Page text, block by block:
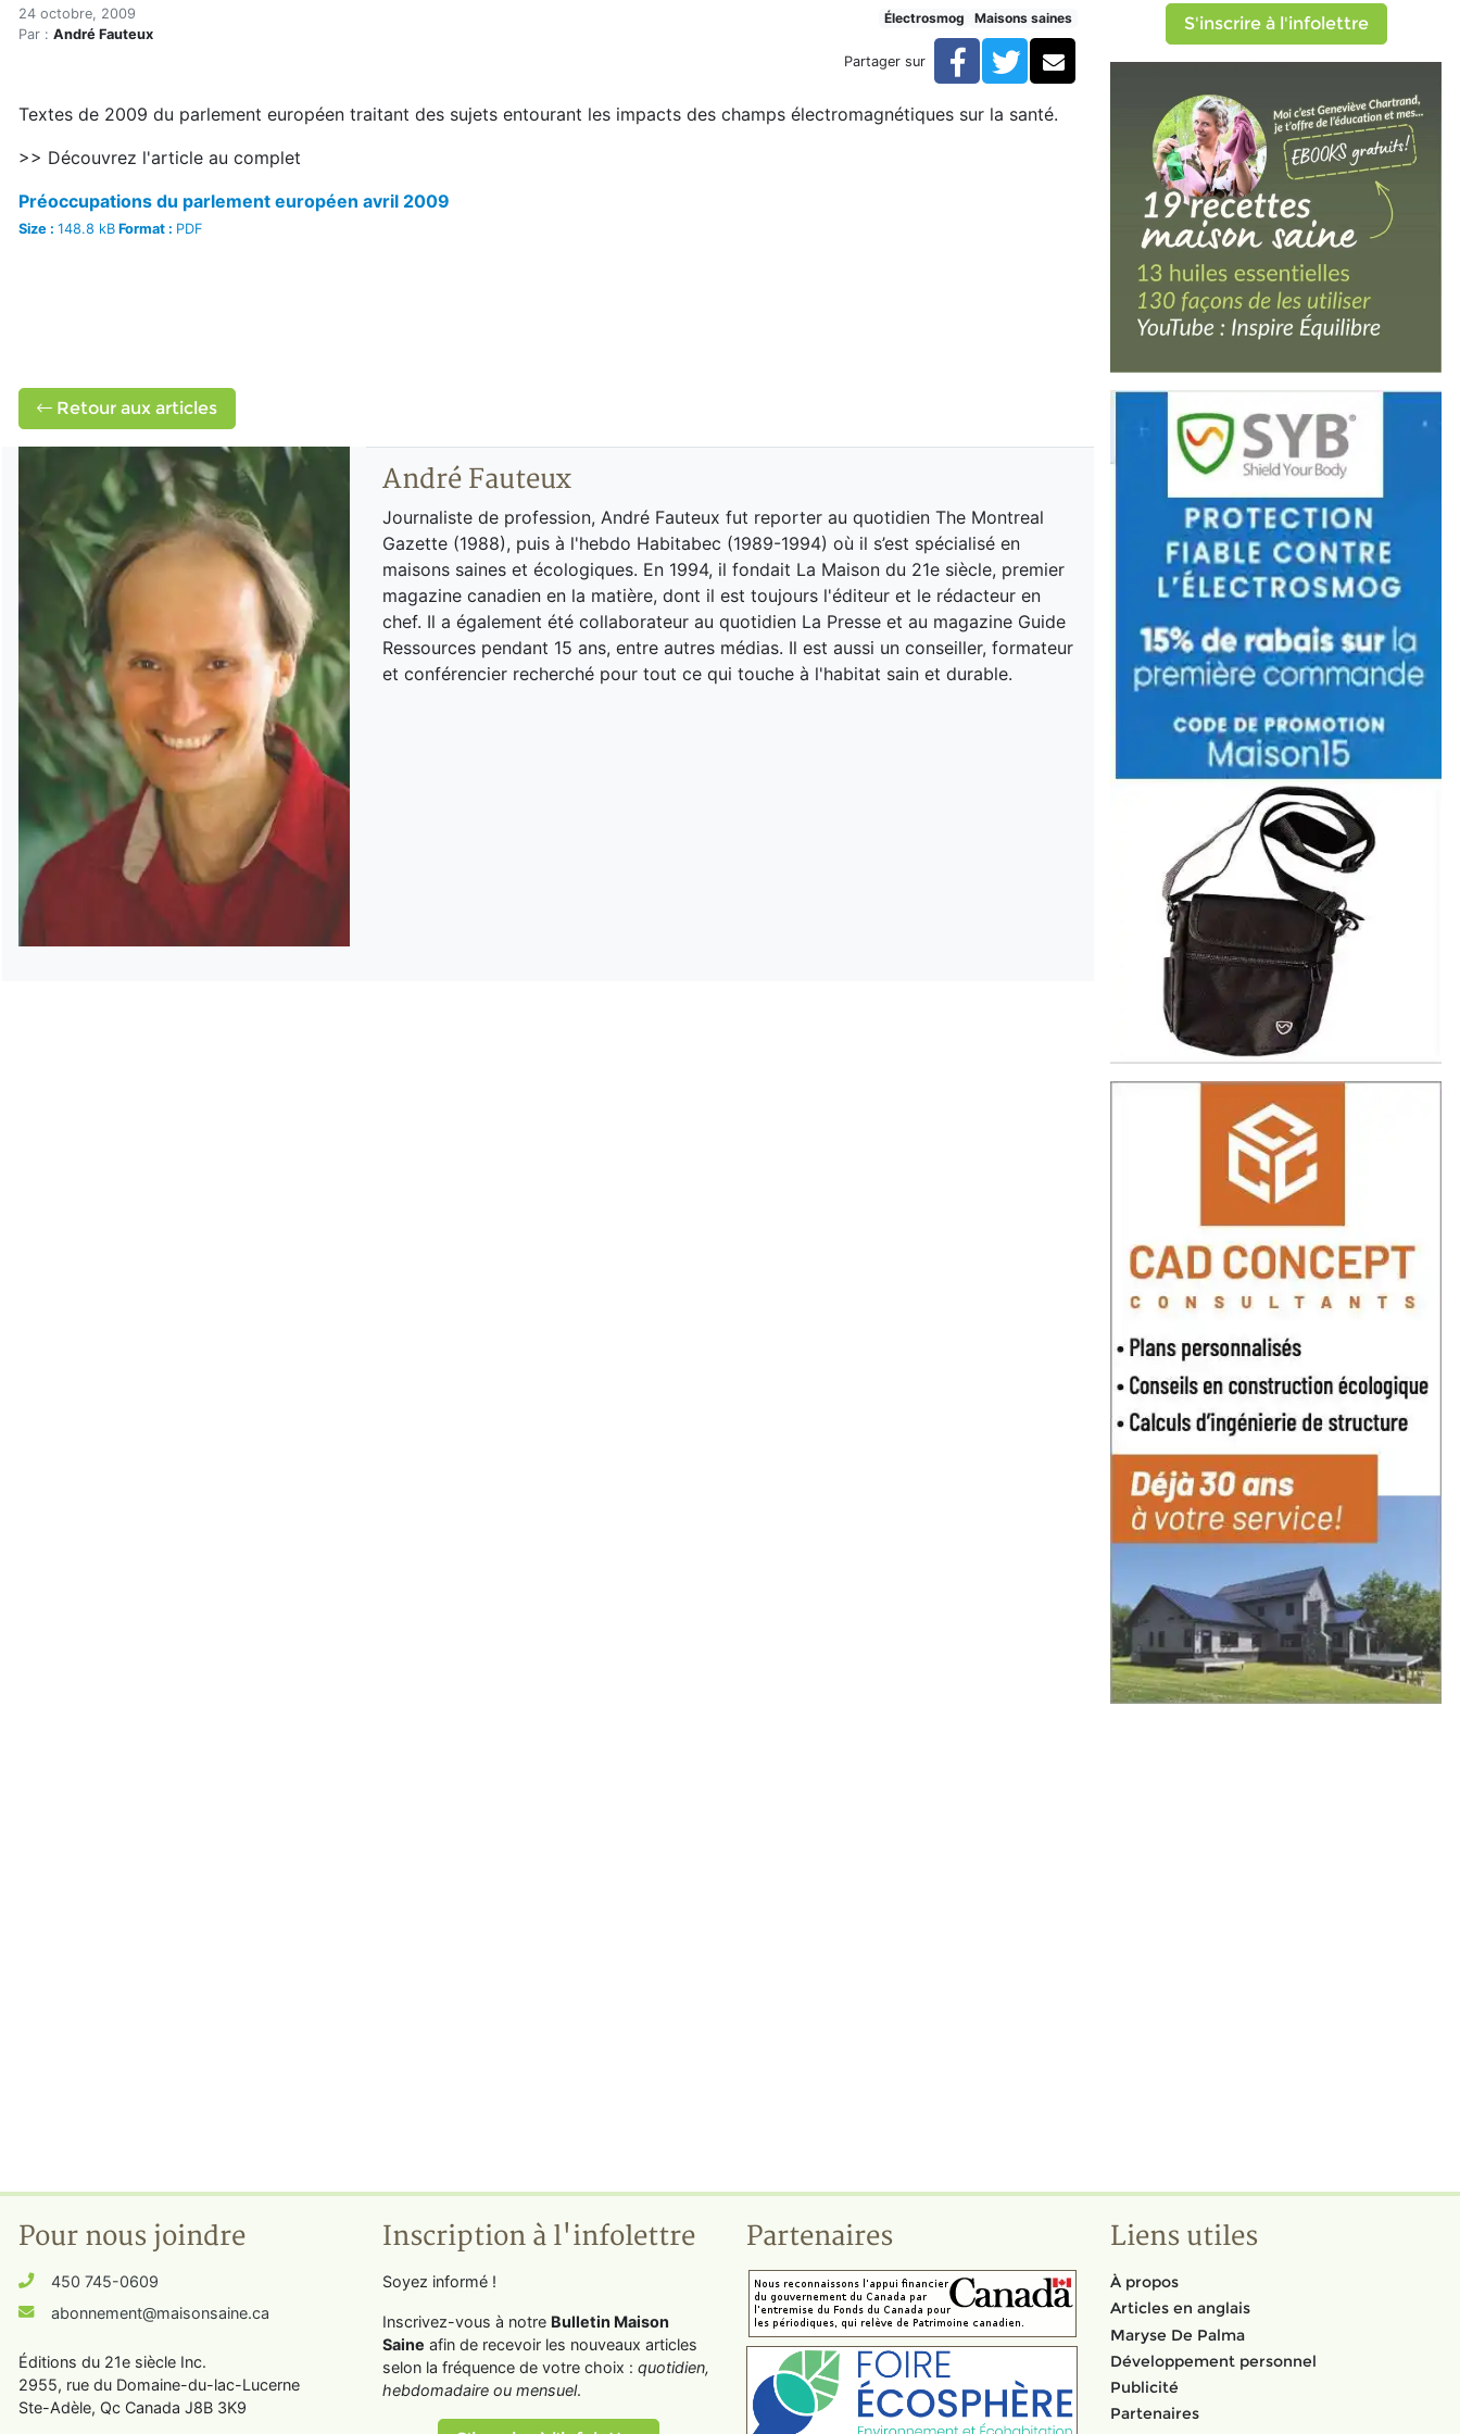
Accueil
Articles
Préoccupations du parlement européen (avril 2009)
Préoccupations du parlement européen (avril 2009)
24 octobre, 2009
Par : André Fauteux
Électrosmog Maisons saines
Partager sur Facebook
TwitterCourriel
Textes de 2009 du parlement européen traitant des sujets entourant les impacts des champs électromagnétiques sur la santé.
>> Découvrez l'article au complet
Préoccupations du parlement européen avril 2009
Size : 148.8 kB Format : PDF
Retour aux articles
André Fauteux
Journaliste de profession, André Fauteux fut reporter au quotidien The Montreal
Gazette (1988), puis à l'hebdo Habitabec (1989-1994) où il s’est spécialisé en
maisons saines et écologiques. En 1994, il fondait La Maison du 21e siècle, premier
magazine canadien en la matière, dont il est toujours l'éditeur et le rédacteur en
chef. Il a également été collaborateur au quotidien La Presse et au magazine Guide
Ressources pendant 15 ans, entre autres médias. Il est aussi un conseiller, formateur
et conférencier recherché pour tout ce qui touche à l'habitat sain et durable.
S'inscrire à l'infolettre
Pour nous joindre
450 745-0609
abonnement@maisonsaine.ca
Éditions du 21e siècle Inc.
2955, rue du Domaine-du-lac-Lucerne
Ste-Adèle, Qc Canada J8B 3K9
Inscription à l'infolettre
Soyez informé !
Inscrivez-vous à notre Bulletin Maison
Saine afin de recevoir les nouveaux articles
selon la fréquence de votre choix : quotidien,
hebdomadaire ou mensuel.
Partenaires Liens utiles
À propos
Articles en anglais
Maryse De Palma
Développement personnel
Publicité
Partenaires